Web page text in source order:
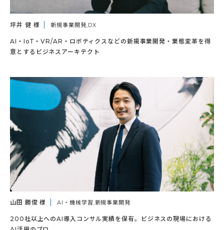
坪井 健 様 新規事業開発,DX
AI・IoT・VR/AR・ロボティクスなどの新規事業開発・業態変革を得
意とするビジネスアーキテクト
山田 勝俊 様 AI・機械学習,新規事業開発
200社以上へのAI導入コンサル実績を保有。ビジネスの現場における